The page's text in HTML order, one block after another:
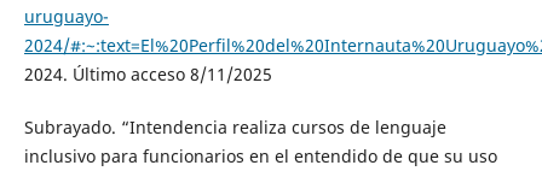
uruguayo-
2024/
2024. Último acceso 8/11/2025
Subrayado. “Intendencia realiza cursos de lenguaje
inclusivo para funcionarios en el entendido de que su uso